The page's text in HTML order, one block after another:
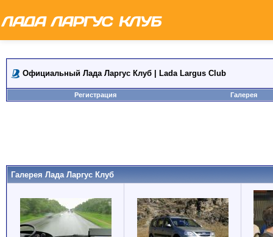
Официальный Лада Ларгус Клуб | Lada Largus Club
Регистрация Галерея
Галерея Лада Ларгус Клуб